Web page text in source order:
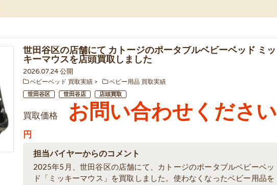
世田谷区の店舗にて カトージのポータブルベビーベッド ミッ
キーマウスを店頭買取しました
2026.07.24 公開
ベビーベッド 買取実績 ベビー用品 買取実績
世田谷区 世田谷店 店頭買取
買取価格 お問い合わせください
円
担当バイヤーからのコメント
2025年5月、世田谷区の店舗にて、カトージのポータブルベビーベッ
ド「ミッキーマウス」を買取しました。使わなくなったベビー用品を